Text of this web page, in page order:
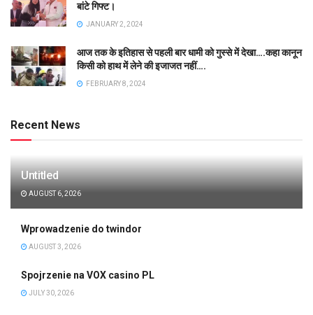
बांटे गिफ्ट।
JANUARY 2, 2024
आज तक के इतिहास से पहली बार धामी को गुस्से में देखा….कहा कानून
किसी को हाथ में लेने की इजाजत नहीं….
FEBRUARY 8, 2024
Recent News
Untitled
AUGUST 6, 2026
Wprowadzenie do twindor
AUGUST 3, 2026
Spojrzenie na VOX casino PL
JULY 30, 2026